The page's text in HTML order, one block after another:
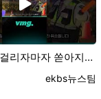
음주 단속 걸리자마자 쏟아지는 레전드 변명 / 비디오머…
등록자
ekbs뉴스팀